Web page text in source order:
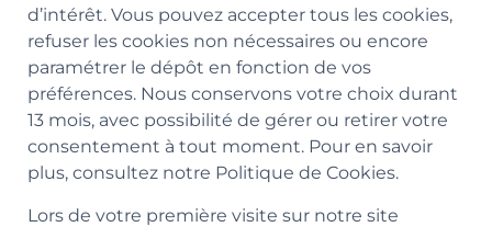
d’intérêt. Vous pouvez accepter tous les cookies,
refuser les cookies non nécessaires ou encore
paramétrer le dépôt en fonction de vos
préférences. Nous conservons votre choix durant
13 mois, avec possibilité de gérer ou retirer votre
consentement à tout moment. Pour en savoir
plus, consultez notre Politique de Cookies.
Lors de votre première visite sur notre site